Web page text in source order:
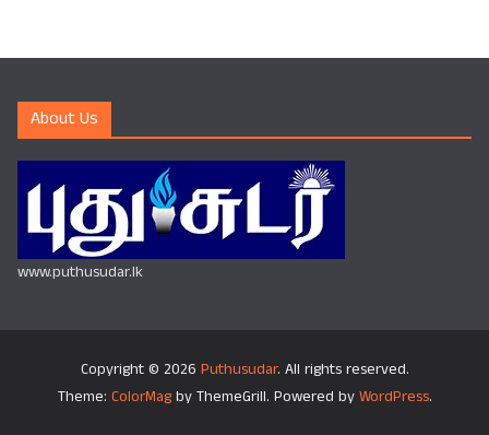
About Us
www.puthusudar.lk
Copyright © 2026 Puthusudar. All rights reserved.
Theme: ColorMagby ThemeGrill. Powered by WordPress.